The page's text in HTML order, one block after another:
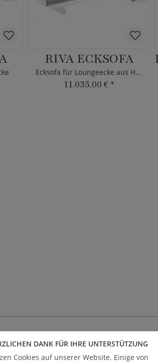
RIVA ECKSOFA
Ecksofa für Loungeecke aus HPL
11.035,00 € *
- WOHNGEMÜTLICHKEIT
DANK FÜR IHRE UNTERSTÜTZUNG
Cookies auf unserer Website. Einige von